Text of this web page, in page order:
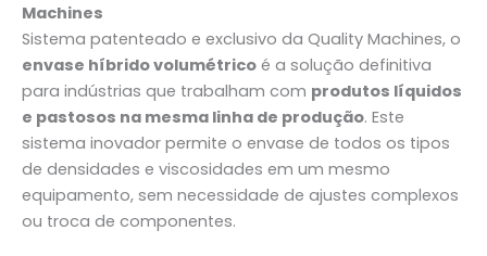
Machines
Sistema patenteado e exclusivo da Quality Machines, o
envase híbrido volumétrico é a solução definitiva
para indústrias que trabalham com produtos líquidos
e pastosos na mesma linha de produção. Este
sistema inovador permite o envase de todos os tipos
de densidades e viscosidades em um mesmo
equipamento, sem necessidade de ajustes complexos
ou troca de componentes.